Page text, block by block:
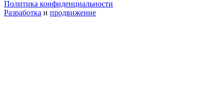
Политика конфиденциальности
Разработка и продвижение